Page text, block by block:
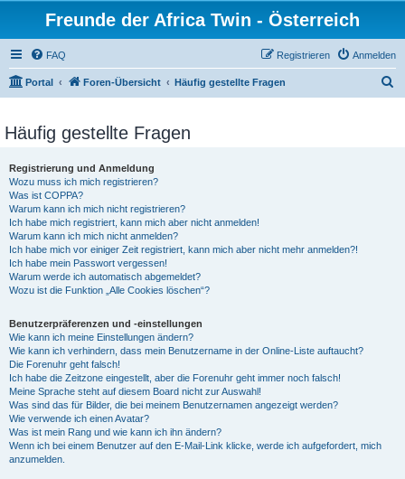
Freunde der Africa Twin - Österreich
FAQ Anmelden
Registrieren
Portal Foren-Übersicht Häufig gestellte Fragen
Häufig gestellte Fragen
Registrierung und Anmeldung
Wozu muss ich mich registrieren?
Was ist COPPA?
Warum kann ich mich nicht registrieren?
Ich habe mich registriert, kann mich aber nicht anmelden!
Warum kann ich mich nicht anmelden?
Ich habe mich vor einiger Zeit registriert, kann mich aber nicht mehr anmelden?!
Ich habe mein Passwort vergessen!
Warum werde ich automatisch abgemeldet?
Wozu ist die Funktion „Alle Cookies löschen“?
Benutzerpräferenzen und -einstellungen
Wie kann ich meine Einstellungen ändern?
Wie kann ich verhindern, dass mein Benutzername in der Online-Liste auftaucht?
Die Forenuhr geht falsch!
Ich habe die Zeitzone eingestellt, aber die Forenuhr geht immer noch falsch!
Meine Sprache steht auf diesem Board nicht zur Auswahl!
Was sind das für Bilder, die bei meinem Benutzernamen angezeigt werden?
Wie verwende ich einen Avatar?
Was ist mein Rang und wie kann ich ihn ändern?
Wenn ich bei einem Benutzer auf den E-Mail-Link klicke, werde ich aufgefordert, mich
anzumelden.